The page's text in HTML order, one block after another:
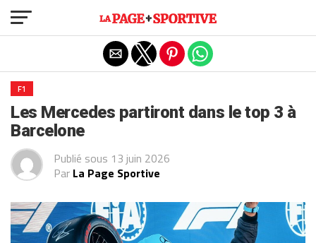
F1
Les Mercedes partiront dans le top 3 à
Barcelone
Publié sous 13 juin 2026
Par La Page Sportive
Exit mobile version